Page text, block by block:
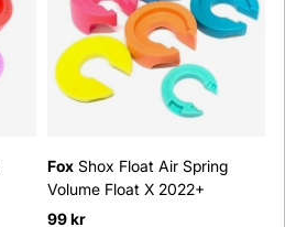
Fox Shox Float Air Spring
Volume Float X 2022+
99 kr